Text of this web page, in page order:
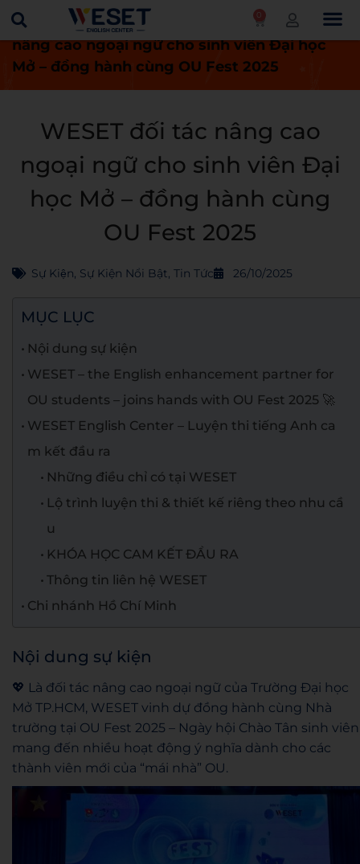
0
Trang chủ Tin tức
WESET đối tác
nâng cao ngoại ngữ cho sinh viên Đại học
Mở – đồng hành cùng OU Fest 2025
WESET đối tác nâng cao
ngoại ngữ cho sinh viên Đại
học Mở – đồng hành cùng
OU Fest 2025
Sự Kiện, Sự Kiện Nổi Bật, Tin Tức 26/10/2025
MỤC LỤC
Nội dung sự kiện
WESET – the English enhancement partner for
OU students – joins hands with OU Fest 2025 🚀
WESET English Center – Luyện thi tiếng Anh ca
m kết đầu ra
Những điều chỉ có tại WESET
Lộ trình luyện thi & thiết kế riêng theo nhu cầ
u
KHÓA HỌC CAM KẾT ĐẦU RA
Thông tin liên hệ WESET
Chi nhánh Hồ Chí Minh
Nội dung sự kiện
💖 Là đối tác nâng cao ngoại ngữ của Trường Đại học
Mở TP.HCM, WESET vinh dự đồng hành cùng Nhà
trường tại OU Fest 2025 – Ngày hội Chào Tân sinh
mang đến nhiều hoạt động ý nghĩa dành cho các
thành viên mới của “mái nhà” OU.